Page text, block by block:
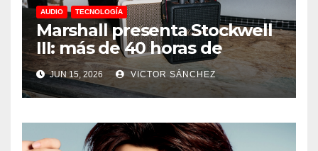
AUDIO TECNOLOGÍA
Marshall presenta Stockwell
III: más de 40 horas de
música y sonido 360°
JUN 15, 2026 VICTOR SÁNCHEZ